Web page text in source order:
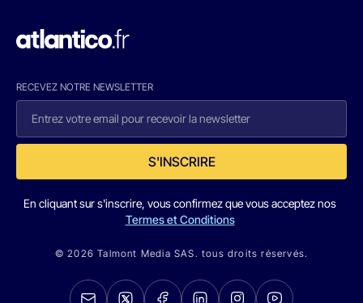
RECEVEZ NOTRE NEWSLETTER
S'INSCRIRE
En cliquant sur s'inscrire, vous confirmez que vous acceptez nos
Termes et Conditions
© 2026 Talmont Media SAS. tous droits réservés.